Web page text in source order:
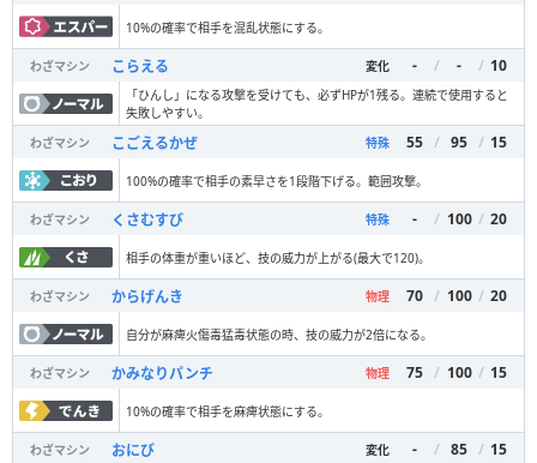
10%の確率で相手を混乱状態にする。
わざマシン こらえる 変化 - / - / 10
「ひんし」になる攻撃を受けても、必ずHPが1残る。連続で使用すると
失敗しやすい。
わざマシン
こごえるかぜ 特殊 55 / 95 / 15
100%の確率で相手の素早さを1段階下げる。範囲攻撃。
わざマシン くさむすび 特殊 - / 100 / 20
相手の体重が重いほど、技の威力が上がる(最大で120)。
わざマシン からげんき 物理 70 / 100 / 20
自分が麻痺火傷毒猛毒状態の時、技の威力が2倍になる。
わざマシン かみなりパンチ 物理 75 / 100 / 15
10%の確率で相手を麻痺状態にする。
わざマシン おにび 変化 - / 85 / 15